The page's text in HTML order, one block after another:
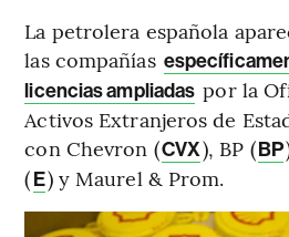
La petrolera española
las compañías
licencias ampliadas por la
Activos Extranjeros de
con Chevron (CVX), BP (BP
(E) y Maurel & Prom.